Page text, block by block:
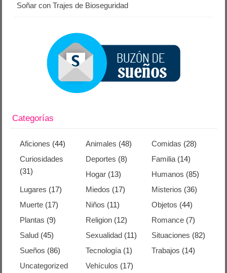
Soñar con Trajes de Bioseguridad
Categorías
Aficiones (44) Animales (48) Comidas (28)
Curiosidades
(31)
Deportes (8) Familia(14)
Hogar (13) Humanos (85)
Lugares (17) Miedos (17) Misterios (36)
Muerte (17) Niños (11) Objetos (44)
Plantas (9) Religion (12) Romance(7)
Salud (45) Sexualidad (11) Situaciones (82)
Sueños (86) Tecnología (1) Trabajos (14)
Uncategorized
Vehículos (17)